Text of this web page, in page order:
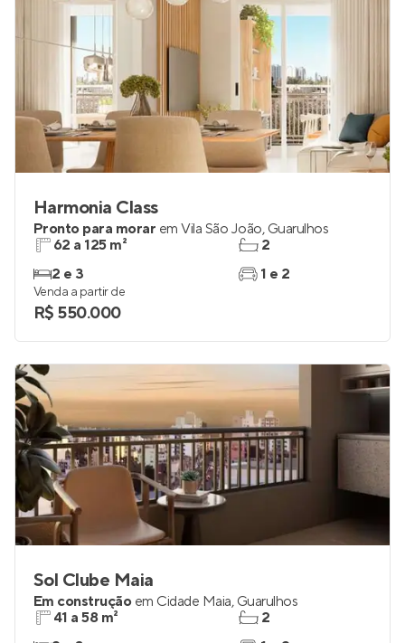
Harmonia Class
Pronto para morar em Vila São João, Guarulhos
62 a 125 m²
2 e 3
2
1 e 2
Venda a partir de
R$ 550.000
Sol Clube Maia
Em construção em Cidade Maia, Guarulhos
41 a 58 m²
2